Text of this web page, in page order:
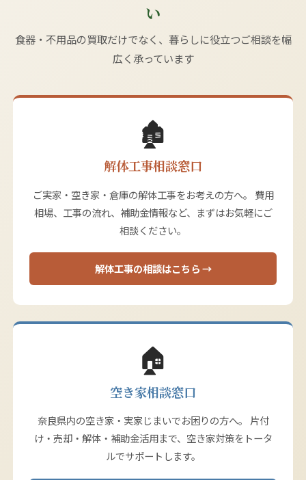
い
食器・不用品の買取だけでなく、暮らしに役立つご相談を幅
広く承っています
🏚️
解体工事相談窓口
ご実家・空き家・倉庫の解体工事をお考えの方へ。 費用
相場、工事の流れ、補助金情報など、まずはお気軽にご
相談ください。
解体工事の相談はこちら →
🏠
空き家相談窓口
奈良県内の空き家・実家じまいでお困りの方へ。 片付
け・売却・解体・補助金活用まで、空き家対策をトータ
ルでサポートします。